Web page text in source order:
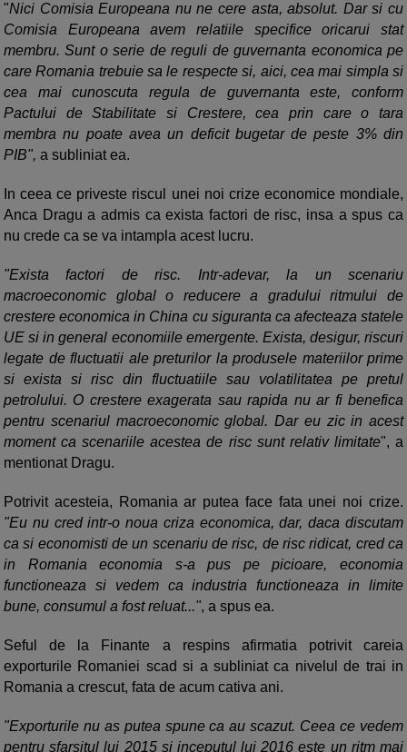
"Nici Comisia Europeana nu ne cere asta, absolut. Dar si cu
Comisia Europeana avem relatiile specifice oricarui stat
membru. Sunt o serie de reguli de guvernanta economica pe
care Romania trebuie sa le respecte si, aici, cea mai simpla si
cea mai cunoscuta regula de guvernanta este, conform
Pactului de Stabilitate si Crestere, cea prin care o tara
membra nu poate avea un deficit bugetar de peste 3% din
PIB", a subliniat ea.
In ceea ce priveste riscul unei noi crize economice mondiale,
Anca Dragu a admis ca exista factori de risc, insa a spus ca
nu crede ca se va intampla acest lucru.
"Exista factori de risc. Intr-adevar, la un scenariu
macroeconomic global o reducere a gradului ritmului de
crestere economica in China cu siguranta ca afecteaza statele
UE si in general economiile emergente. Exista, desigur, riscuri
legate de fluctuatii ale preturilor la produsele materiilor prime
si exista si risc din fluctuatiile sau volatilitatea pe pretul
petrolului. O crestere exagerata sau rapida nu ar fi benefica
pentru scenariul macroeconomic global. Dar eu zic in acest
moment ca scenariile acestea de risc sunt relativ limitate", a
mentionat Dragu.
Potrivit acesteia, Romania ar putea face fata unei noi crize.
"Eu nu cred intr-o noua criza economica, dar, daca discutam
ca si economisti de un scenariu de risc, de risc ridicat, cred ca
in Romania economia s-a pus pe picioare, economia
functioneaza si vedem ca industria functioneaza in limite
bune, consumul a fost reluat...", a spus ea.
Seful de la Finante a respins afirmatia potrivit careia
exporturile Romaniei scad si a subliniat ca nivelul de trai in
Romania a crescut, fata de acum cativa ani.
"Exporturile nu as putea spune ca au scazut. Ceea ce vedem
pentru sfarsitul lui 2015 si inceputul lui 2016 este un ritm mai